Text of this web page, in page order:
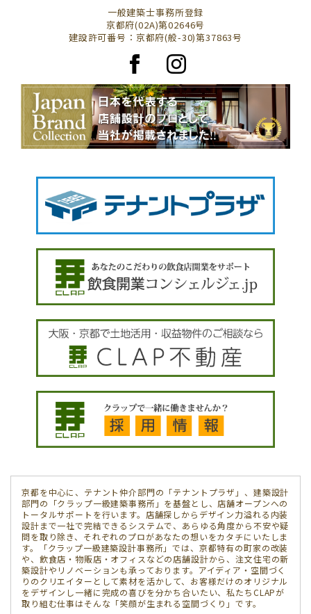
一般建築士事務所登録
京都府(02A)第02646号
建設許可番号：京都府(般-30)第37863号
京都を中心に、テナント仲介部門の「テナントプラザ」、建築設計
部門の「クラップ一級建築事務所」を基盤とし、店舗オープンへの
トータルサポートを行います。店舗探しからデザイン力溢れる内装
設計まで一社で完結できるシステムで、あらゆる角度から不安や疑
問を取り除き、それぞれのプロがあなたの想いをカタチにいたしま
す。「クラップ一級建築設計事務所」では、京都特有の町家の改装
や、飲食店・物販店・オフィスなどの店舗設計から、注文住宅の新
築設計やリノベーションも承っております。アイディア・空間づく
りのクリエイターとして素材を活かして、お客様だけのオリジナル
をデザインし一緒に完成の喜びを分かち合いたい、私たちCLAPが
取り組む仕事はそんな「笑顔が生まれる空間づくり」です。